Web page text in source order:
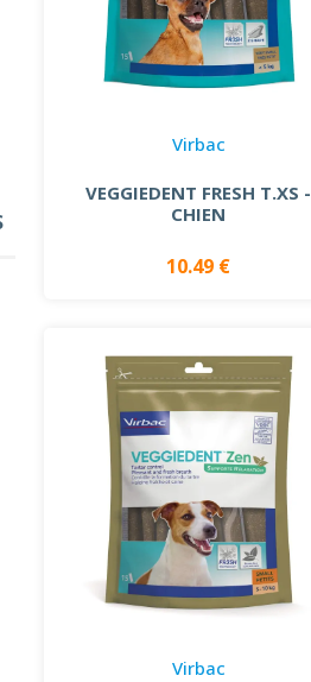
Virbac
VEGGIEDENT FRESH T.XS -
CHIEN
10.49 €
Virbac